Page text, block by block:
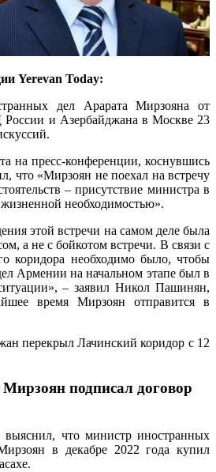
Yerevan Today:
дел Арарата Мирзояна от
и Азербайджана в Москве 23
на пресс-конференции, коснувшись
что «Мирзоян не поехал на встречу
– присутствие министра в
необходимостью».
этой встречи на самом деле была
а не с бойкотом встречи. В связи с
коридора необходимо было, чтобы
Армении на начальном этапе был в
– заявил Никол Пашинян,
время Мирзоян отправится в
перекрыл Лачинский коридор с 12
подписал договор
выяснил, что министр иностранных
в декабре 2022 года купил